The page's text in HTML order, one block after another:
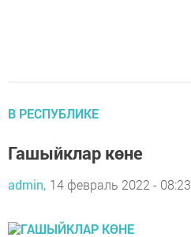
В РЕСПУБЛИКЕ
Гашыйклар көне
admin, 14 февраль 2022 - 08:23